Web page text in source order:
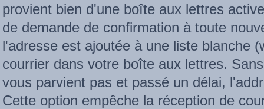
provient bien d'une boîte aux lettres
de demande de confirmation à toute
l'adresse est ajoutée à une liste blanche
courrier dans votre boîte aux lettres.
vous parvient pas et passé un délai,
Cette option empêche la réception de